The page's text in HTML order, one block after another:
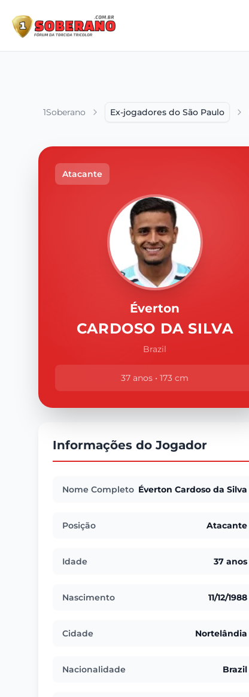
1Soberano Ex-jogadores do São Paulo
Atacante
Éverton
CARDOSO DA SILVA
Brazil
37 anos • 173 cm
Informações do Jogador
Nome Completo Éverton Cardoso da Silva
Posição Atacante
Idade 37 anos
Nascimento 11/12/1988
Cidade Nortelândia
Nacionalidade Brazil